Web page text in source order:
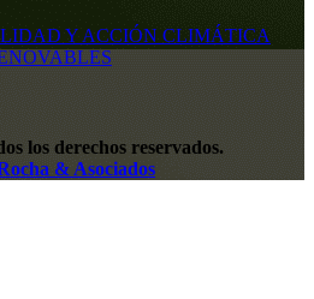
Y ACCIÓN CLIMÁTICA
los derechos reservados.
& Asociados